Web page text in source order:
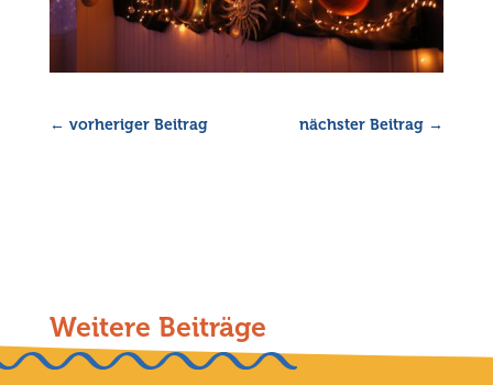
← vorheriger Beitrag nächster Beitrag →
Weitere Beiträge